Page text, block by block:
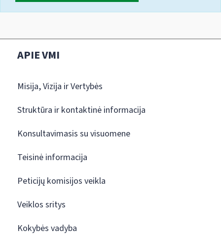
APIE VMI
Misija, Vizija ir Vertybės
Struktūra ir kontaktinė informacija
Konsultavimasis su visuomene
Teisinė informacija
Peticijų komisijos veikla
Veiklos sritys
Kokybės vadyba